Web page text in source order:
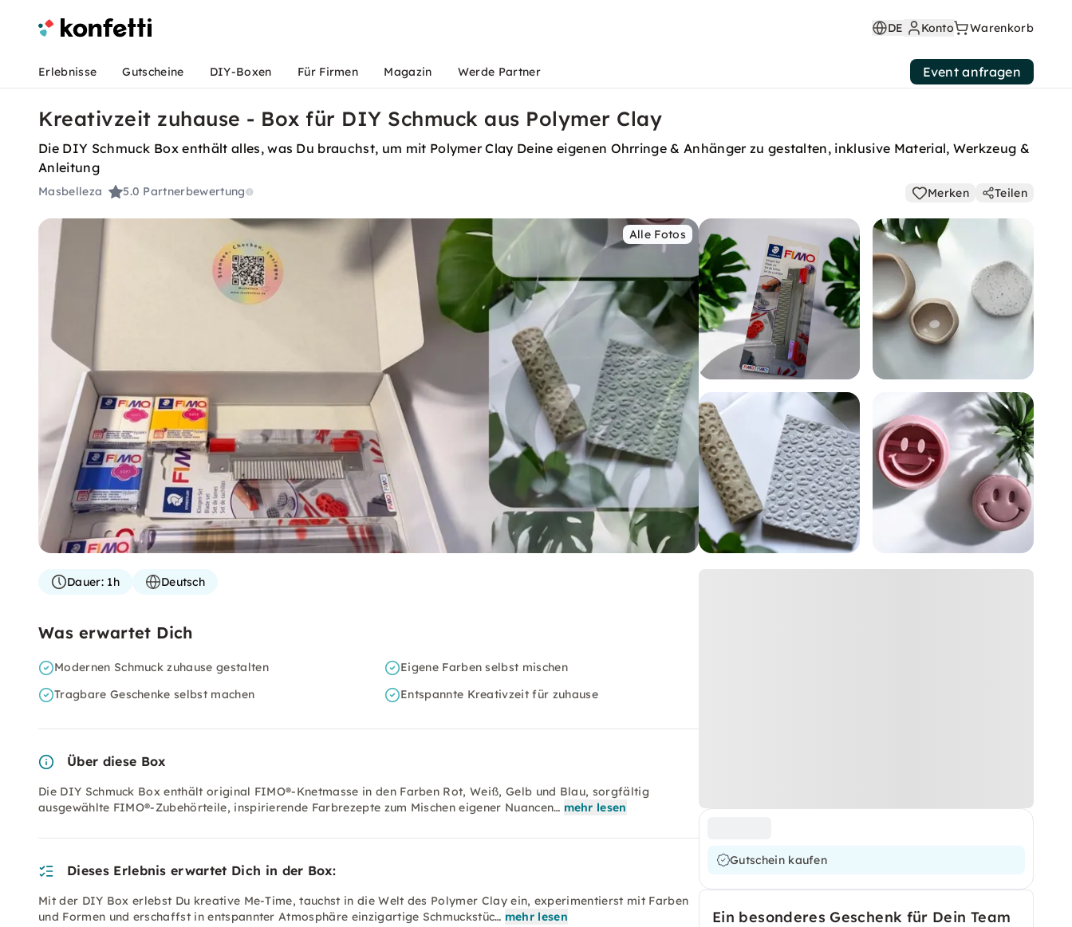
DE Konto Warenkorb
Erlebnisse Gutscheine DIY-Boxen Für Firmen Magazin Werde Partner Event anfragen
Kreativzeit zuhause - Box für DIY Schmuck aus Polymer Clay
Die DIY Schmuck Box enthält alles, was Du brauchst, um mit Polymer Clay Deine eigenen Ohrringe & Anhänger zu gestalten, inklusive Material, Werkzeug &
Anleitung
Masbelleza 5.0 Partnerbewertung Merken Teilen
Alle Fotos
Gutschein kaufen
Ein besonderes Geschenk für Dein Team
Dauer:1h Deutsch
Was erwartet Dich
Modernen Schmuck zuhause gestalten
Eigene Farben selbst mischen
Tragbare Geschenke selbst machen
Entspannte Kreativzeit für zuhause
Über diese Box
Die DIY Schmuck Box enthält original FIMO®-Knetmasse in den Farben Rot, Weiß, Gelb und Blau, sorgfältig
ausgewählte FIMO®-Zubehörteile, inspirierende Farbrezepte zum Mischen eigener Nuancen… mehr lesen
Dieses Erlebnis erwartet Dich in der Box:
Mit der DIY Box erlebst Du kreative Me-Time, tauchst in die Welt des Polymer Clay ein, experimentierst mit Farben
und Formen und erschaffst in entspannter Atmosphäre einzigartige Schmuckstüc… mehr lesen